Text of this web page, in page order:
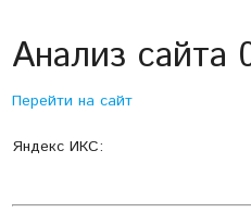
Анализ сайта
Перейти на сайт
Яндекс ИКС: